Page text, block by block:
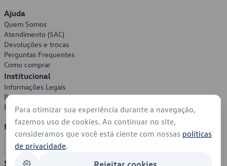
Ajuda
Quem Somos
Atendimento (SAC)
Devoluções e trocas
Perguntas Frequentes
Como comprar
Institucional
Informações Legais
Política de Privacidade
Política de Cookies
Formas de Pagamento
Segurança
Para otimizar sua experiência durante a navegação,
fazemos uso de cookies. Ao continuar no site,
consideramos que você está ciente com nossas políticas
de privacidade.
Rejeitar cookies